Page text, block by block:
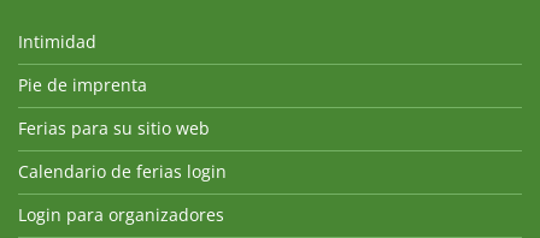
Intimidad
Pie de imprenta
Ferias para su sitio web
Calendario de ferias login
Login para organizadores